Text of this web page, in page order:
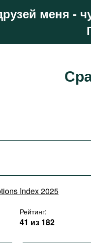
меня -
Index 2025
Рейтинг:
41 из 182